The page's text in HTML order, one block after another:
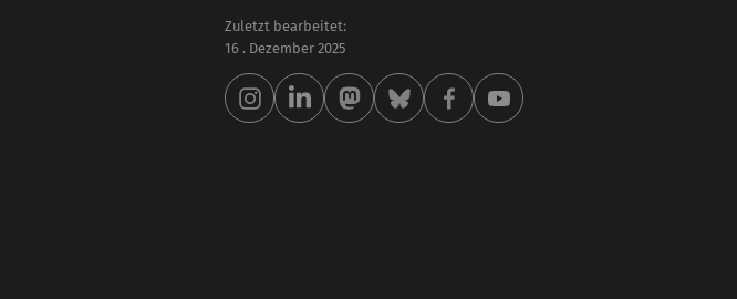
Zuletzt bearbeitet:
16 . Dezember 2025